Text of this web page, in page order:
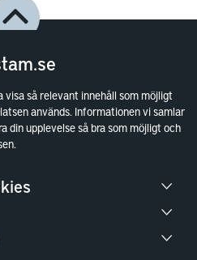
så relevant innehåll som möjligt
används. Informationen vi samlar
din upplevelse så bra som möjligt och